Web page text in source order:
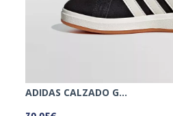
ADIDAS CALZADO G...